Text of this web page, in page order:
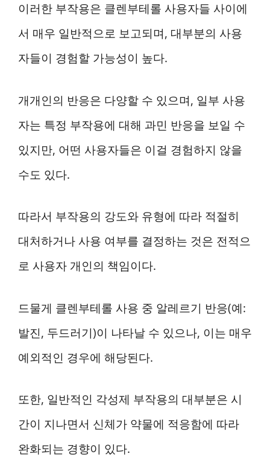
이러한 부작용은 클렌부테롤 사용자들 사이에
서 매우 일반적으로 보고되며, 대부분의 사용
자들이 경험할 가능성이 높다.
개개인의 반응은 다양할 수 있으며, 일부 사용
자는 특정 부작용에 대해 과민 반응을 보일 수
있지만, 어떤 사용자들은 이걸 경험하지 않을
수도 있다.
따라서 부작용의 강도와 유형에 따라 적절히
대처하거나 사용 여부를 결정하는 것은 전적으
로 사용자 개인의 책임이다.
드물게 클렌부테롤 사용 중 알레르기 반응(예:
발진, 두드러기)이 나타날 수 있으나, 이는 매우
예외적인 경우에 해당된다.
또한, 일반적인 각성제 부작용의 대부분은 시
간이 지나면서 신체가 약물에 적응함에 따라
완화되는 경향이 있다.